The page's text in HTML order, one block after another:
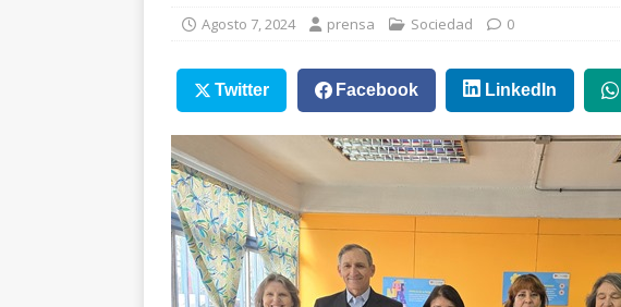
Agosto 7, 2024 prensa Sociedad 0
Twitter Facebook LinkedIn